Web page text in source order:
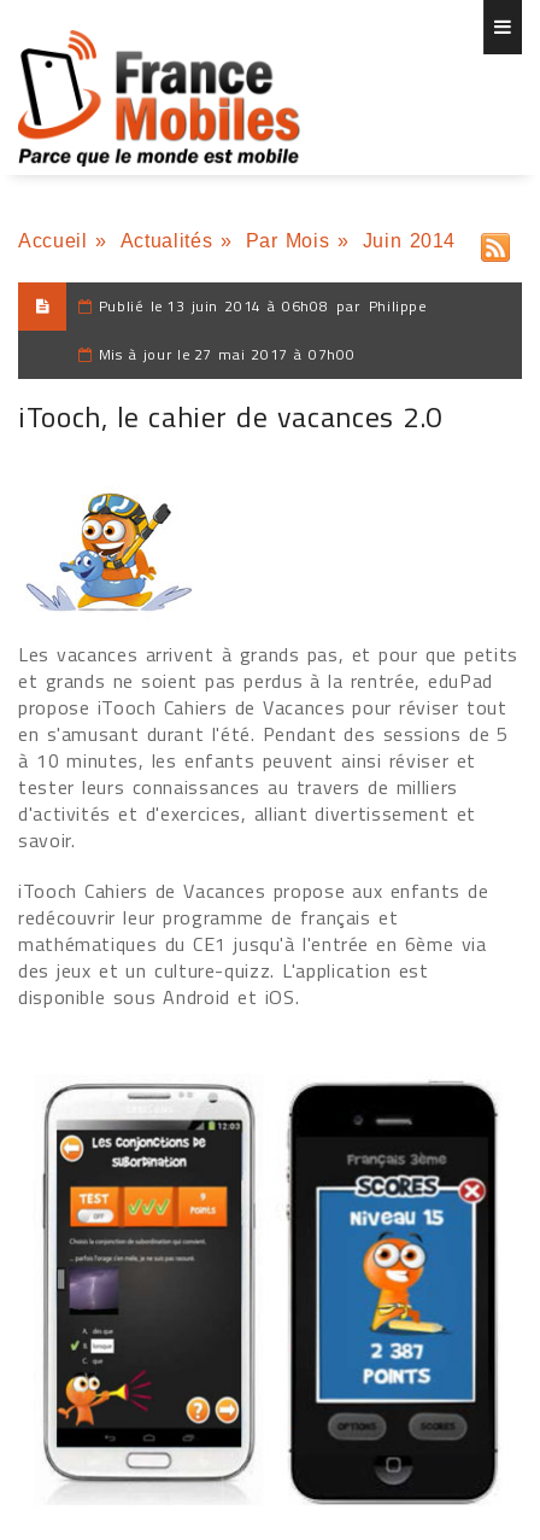
Accueil » Actualités » Par Mois » Juin 2014
Publié le 13 juin 2014 à 06h08 par Philippe
Mis à jour le 27 mai 2017 à 07h00
iTooch, le cahier de vacances 2.0
Les vacances arrivent à grands pas, et pour que petits
et grands ne soient pas perdus à la rentrée, eduPad
propose iTooch Cahiers de Vacances pour réviser tout
en s'amusant durant l'été. Pendant des sessions de 5
à 10 minutes, les enfants peuvent ainsi réviser et
tester leurs connaissances au travers de milliers
d'activités et d'exercices, alliant divertissement et
savoir.
iTooch Cahiers de Vacances propose aux enfants de
redécouvrir leur programme de français et
mathématiques du CE1 jusqu'à l'entrée en 6ème via
des jeux et un culture-quizz. L'application est
disponible sous Android et iOS.